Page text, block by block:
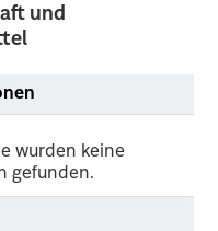
und
wurden keine
gefunden.